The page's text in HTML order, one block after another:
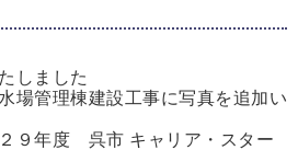
しました
場管理棟建設工事に写真を追加い
９年度 呉市 キャリア・スター